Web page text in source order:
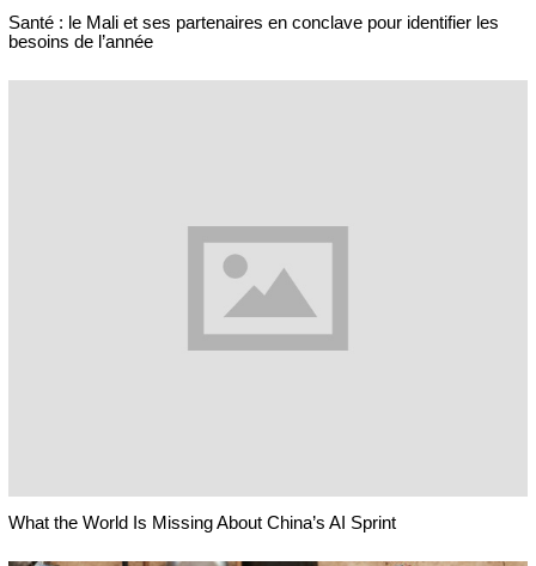
Santé : le Mali et ses partenaires en conclave pour identifier les
besoins de l’année
What the World Is Missing About China’s AI Sprint